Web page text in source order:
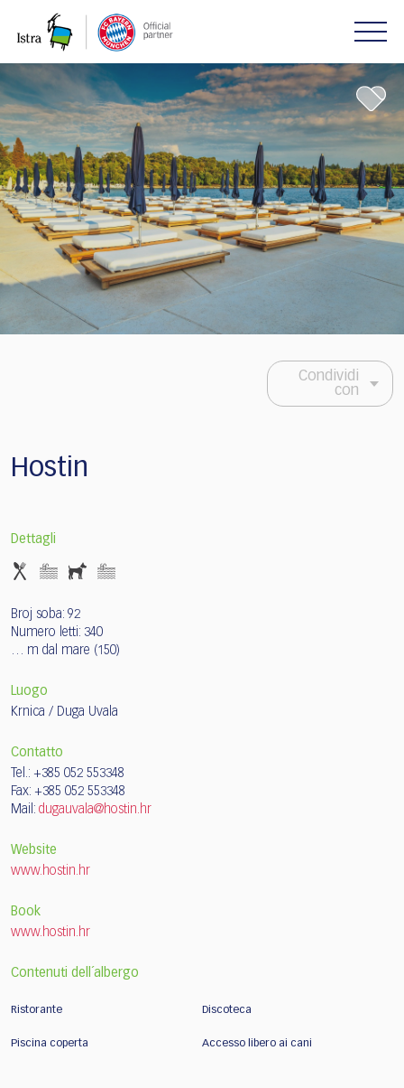
note:
website
includes
an
accessibility
system.
Condividi
con
Hostin
Dettagli
Broj soba: 92
Numero letti: 340
… m dal mare (150)
Luogo
Krnica / Duga Uvala
Contatto
Tel.: +385 052 553348
Fax: +385 052 553348
Mail: dugauvala@hostin.hr
Website
www.hostin.hr
Book
www.hostin.hr
Contenuti dell´albergo
Ristorante Discoteca
Piscina coperta Accesso libero ai cani